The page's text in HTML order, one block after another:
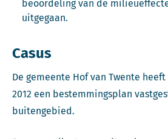
beoordeling van de
uitgegaan.
Casus
De gemeente Hof van Twente
2012 een bestemmingsplan
buitengebied.